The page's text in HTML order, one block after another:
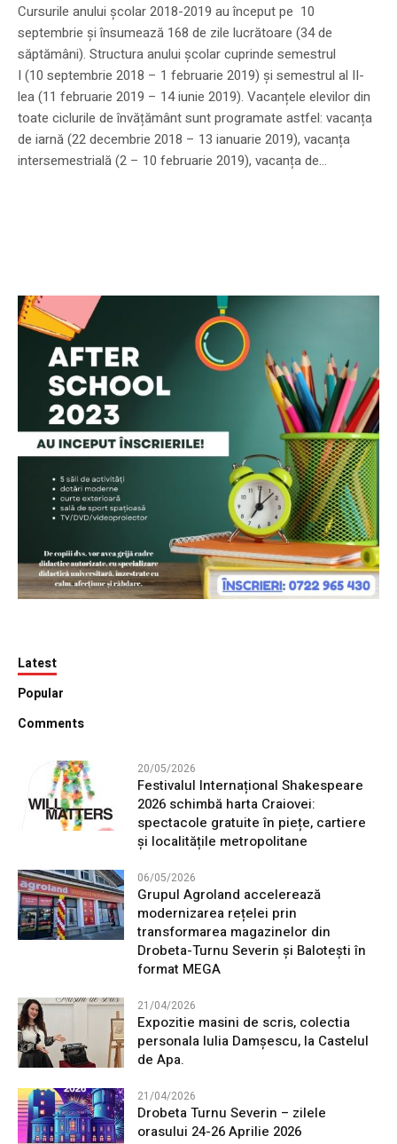
Cursurile anului școlar 2018-2019 au început pe 10
septembrie și însumează 168 de zile lucrătoare (34 de
săptămâni). Structura anului școlar cuprinde semestrul
I (10 septembrie 2018 – 1 februarie 2019) şi semestrul al II-
lea (11 februarie 2019 – 14 iunie 2019). Vacanțele elevilor din
toate ciclurile de învățământ sunt programate astfel: vacanța
de iarnă (22 decembrie 2018 – 13 ianuarie 2019), vacanța
intersemestrială (2 – 10 februarie 2019), vacanța de...
Latest
Popular
Comments
20/05/2026
Festivalul Internațional Shakespeare
2026 schimbă harta Craiovei:
spectacole gratuite în piețe, cartiere
și localitățile metropolitane
06/05/2026
Grupul Agroland accelerează
modernizarea rețelei prin
transformarea magazinelor din
Drobeta-Turnu Severin și Balotești în
format MEGA
21/04/2026
Expozitie masini de scris, colectia
personala Iulia Damșescu, la Castelul
de Apa.
21/04/2026
Drobeta Turnu Severin – zilele
orasului 24-26 Aprilie 2026